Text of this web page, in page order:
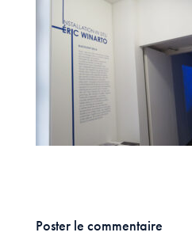
Poster le commentaire